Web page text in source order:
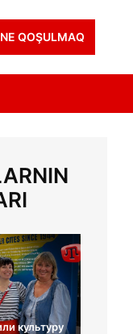
QOŞULMAQ
культуру